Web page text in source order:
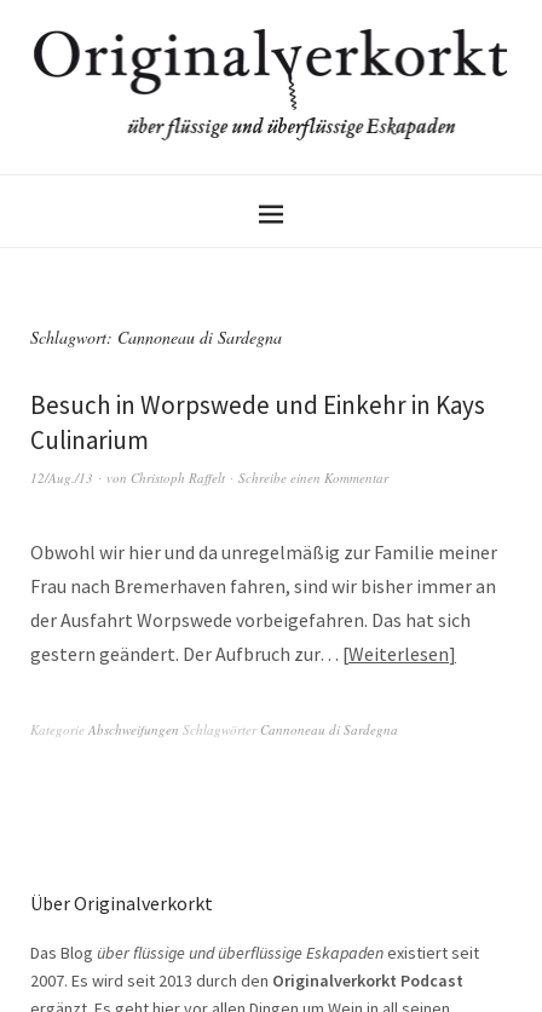
Schlagwort: Cannoneau di Sardegna
Besuch in Worpswede und Einkehr in Kays
Culinarium
12/Aug./13 von Christoph Raffelt Schreibe einen Kommentar
Obwohl wir hier und da unregelmäßig zur Familie meiner
Frau nach Bremerhaven fahren, sind wir bisher immer an
der Ausfahrt Worpswede vorbeigefahren. Das hat sich
gestern geändert. Der Aufbruch zur… Weiterlesen
Kategorie Abschweifungen Schlagwörter Cannoneau di Sardegna
Über Originalverkorkt
Das Blog über flüssige und überflüssige Eskapadenexistiert seit
2007. Es wird seit 2013 durch den Originalverkorkt Podcast